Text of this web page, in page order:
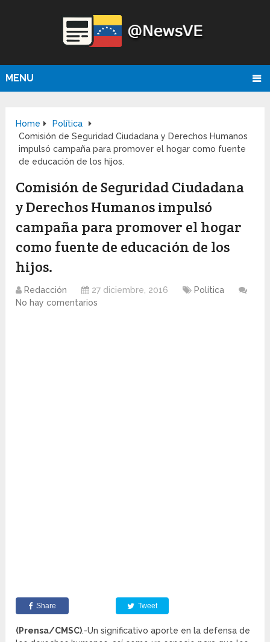
MENU
Home
Política
Comisión de Seguridad Ciudadana y Derechos Humanos
impulsó campaña para promover el hogar como fuente
de educación de los hijos.
Comisión de Seguridad Ciudadana
y Derechos Humanos impulsó
campaña para promover el hogar
como fuente de educación de los
hijos.
Redacción 27 diciembre, 2016
Política
No hay comentarios
Share Tweet
(Prensa/CMSC).-Un significativo aporte en la defensa de